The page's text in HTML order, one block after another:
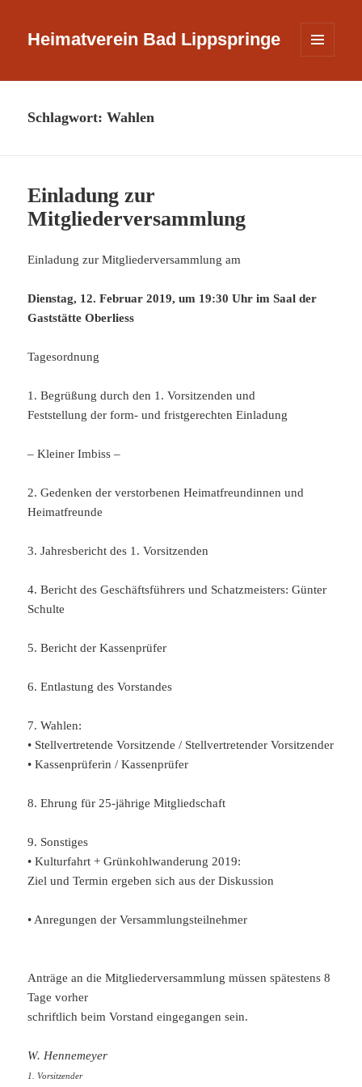
Heimatverein Bad Lippspringe
WIDGETS
Schlagwort:Wahlen
Einladung zur
Mitgliederversammlung
Einladung zur Mitgliederversammlung am
Dienstag, 12. Februar 2019, um 19:30 Uhr im Saal der
Gaststätte Oberliess
Tagesordnung
1. Begrüßung durch den 1. Vorsitzenden und
Feststellung der form- und fristgerechten Einladung
– Kleiner Imbiss –
2. Gedenken der verstorbenen Heimatfreundinnen und
Heimatfreunde
3. Jahresbericht des 1. Vorsitzenden
4. Bericht des Geschäftsführers und Schatzmeisters: Günter
Schulte
5. Bericht der Kassenprüfer
6. Entlastung des Vorstandes
7. Wahlen:
• Stellvertretende Vorsitzende / Stellvertretender Vorsitzender
• Kassenprüferin / Kassenprüfer
8. Ehrung für 25-jährige Mitgliedschaft
9. Sonstiges
• Kulturfahrt + Grünkohlwanderung 2019:
Ziel und Termin ergeben sich aus der Diskussion
• Anregungen der Versammlungsteilnehmer
Anträge an die Mitgliederversammlung müssen spätestens 8
Tage vorher
schriftlich beim Vorstand eingegangen sein.
W. Hennemeyer
1. Vorsitzender